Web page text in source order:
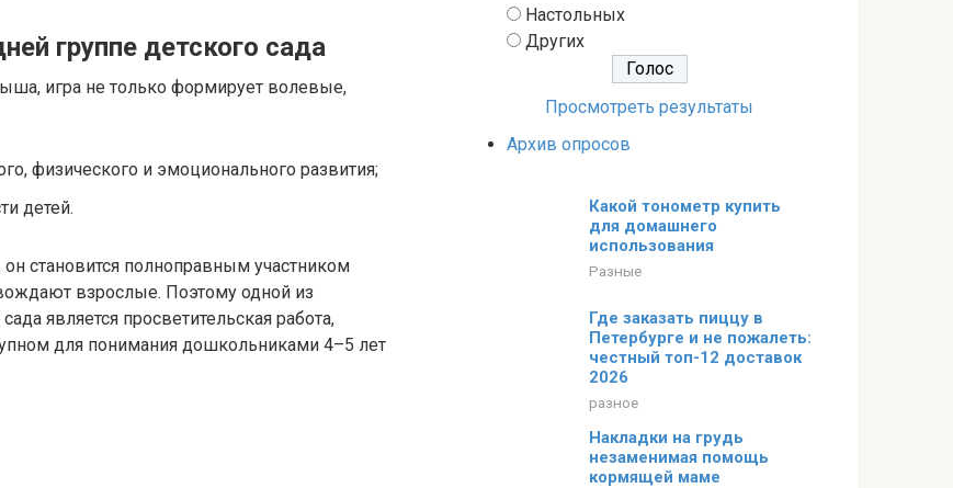
группе детского сада
игра не только формирует волевые,
физического и эмоционального развития;
детей.
становится полноправным участником
взрослые. Поэтому одной из
является просветительская работа,
для понимания дошкольниками 4–5 лет
Настольных
Других
Просмотреть результаты
Архив опросов
Какой тонометр купить
для домашнего
использования
Разные
Где заказать пиццу в
Петербурге и не пожалеть:
честный топ-12 доставок
2026
разное
Накладки на грудь
незаменимая помощь
кормящей маме